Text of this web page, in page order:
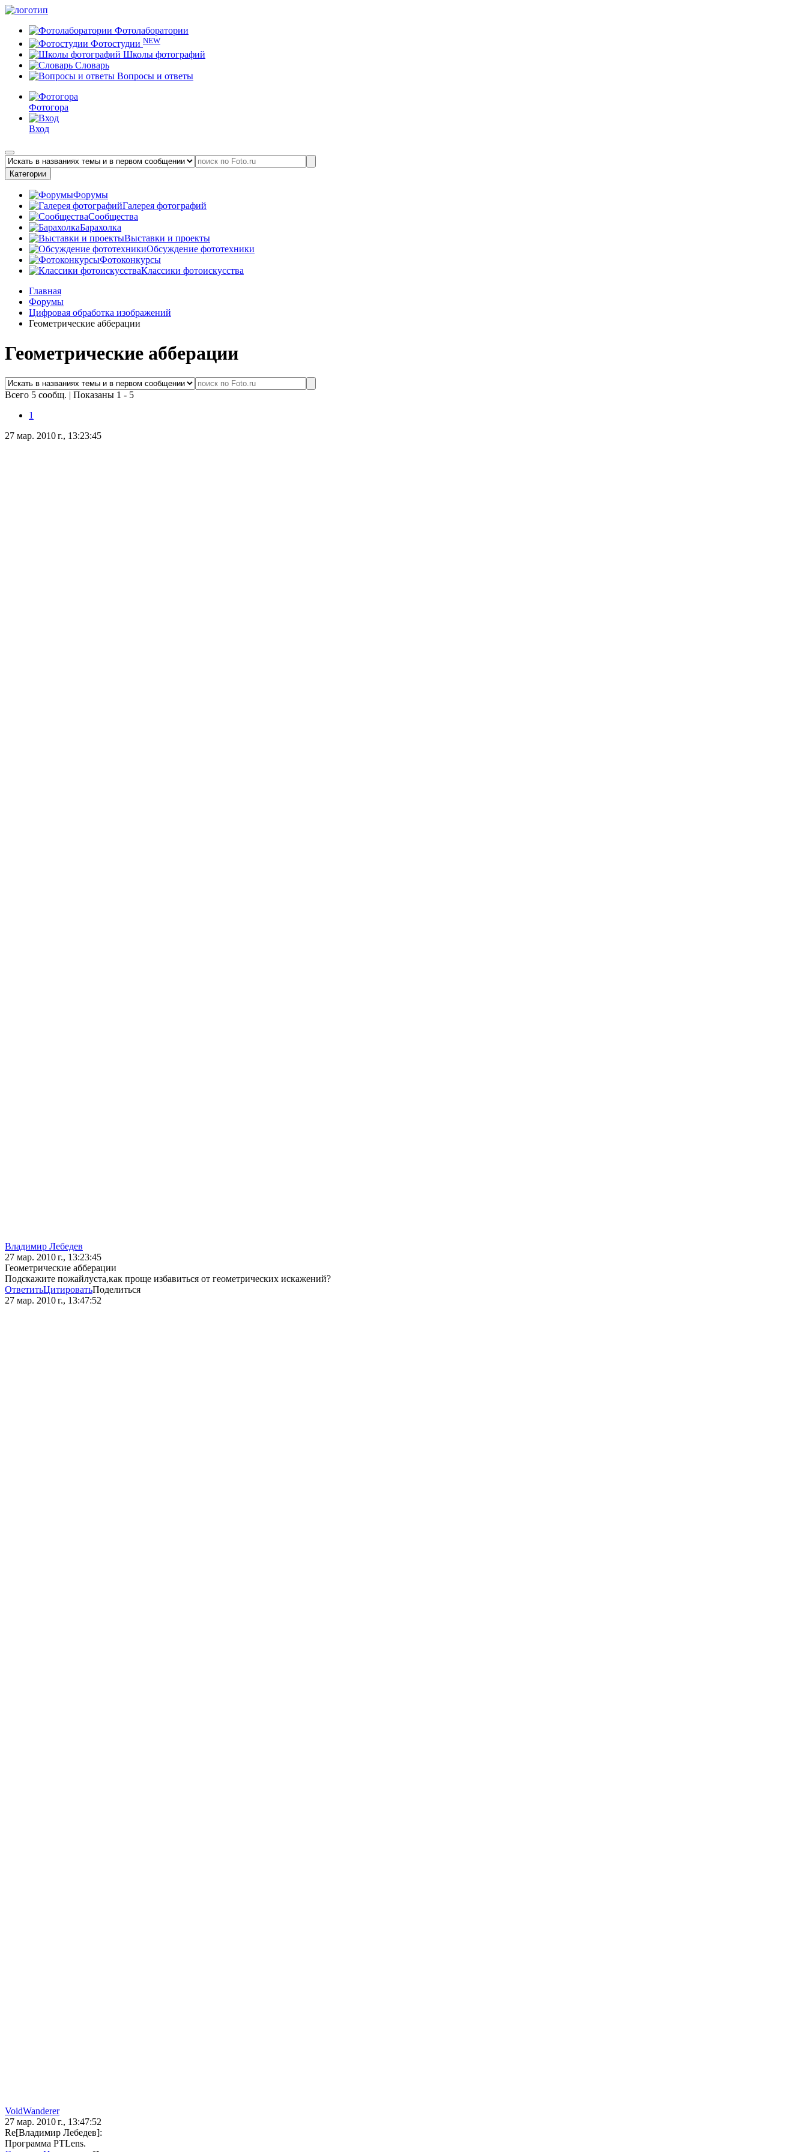
Фотолаборатории
Фотостудии NEW
Школы фотографий
Словарь
Вопросы и ответы
Фотогора
Вход
Категории
Форумы
Галерея фотографий
Сообщества
Барахолка
Выставки и проекты
Обсуждение фототехники
Фотоконкурсы
Классики фотоискусства
Главная
Форумы
Цифровая обработка изображений
Геометрические абберации
Геометрические абберации
Всего 5 сообщ. | Показаны 1 - 5
1
27 мар. 2010 г., 13:23:45
Владимир Лебедев
27 мар. 2010 г., 13:23:45
Геометрические абберации
Подскажите пожайлуста,как проще избавиться от геометрических искажений?
ОтветитьЦитироватьПоделиться
27 мар. 2010 г., 13:47:52
VoidWanderer
27 мар. 2010 г., 13:47:52
Re[Владимир Лебедев]:
Программа PTLens.